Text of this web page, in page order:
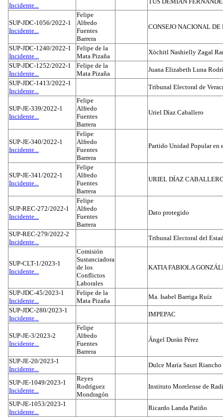
Incidente...
SUP-JDC-1056/2022-1
Incidente...
Felipe
Alfredo
Fuentes
Barrera
CONSEJO NACIONAL
SUP-JDC-1240/2022-1
Incidente...
Felipe de la
Mata Pizaña
Xóchitl Nashielly Zagal
SUP-JDC-1252/2022-1
Incidente...
Felipe de la
Mata Pizaña
Juana Elizabeth Luna
SUP-JDC-1413/2022-1
Incidente...
Tribunal Electoral de
SUP-JE-339/2022-1
Incidente...
Felipe
Alfredo
Fuentes
Barrera
Uriel Díaz Caballero
SUP-JE-340/2022-1
Incidente...
Felipe
Alfredo
Fuentes
Barrera
Partido Unidad Popular en
SUP-JE-341/2022-1
Incidente...
Felipe
Alfredo
Fuentes
Barrera
URIEL DÍAZ
SUP-REC-272/2022-1
Incidente...
Felipe
Alfredo
Fuentes
Barrera
Dato protegido
SUP-REC-279/2022-2
Incidente...
Tribunal Electoral del
SUP-CLT-1/2023-1
Incidente...
Comisión
Sustanciadora
de los
Conflictos
Laborales
KATIA FABIOLA
SUP-JDC-45/2023-1
Incidente...
Felipe de la
Mata Pizaña
Ma. Isabel Barriga Ruíz
SUP-JDC-280/2023-1
Incidente...
IMPEPAC
SUP-JE-3/2023-2
Incidente...
Felipe
Alfredo
Fuentes
Barrera
Ángel Durán Pérez
SUP-JE-20/2023-1
Incidente...
Dulce María Sauri
SUP-JE-1049/2023-1
Incidente...
Reyes
Rodríguez
Mondragón
Instituto Morelense de
SUP-JE-1053/2023-1
Incidente...
Ricardo Landa Patiño